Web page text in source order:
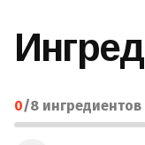
0/8 ингредиентов